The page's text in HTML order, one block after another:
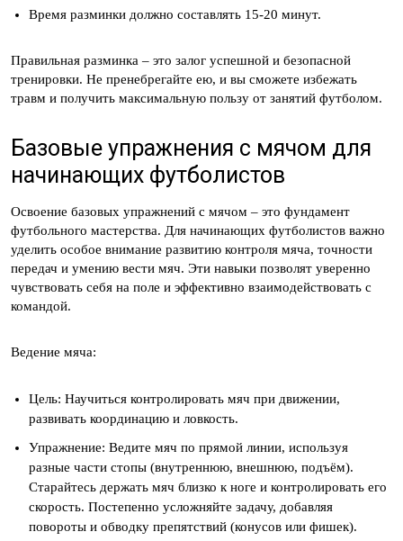
Время разминки должно составлять 15-20 минут.
Правильная разминка – это залог успешной и безопасной
тренировки. Не пренебрегайте ею, и вы сможете избежать
травм и получить максимальную пользу от занятий футболом.
Базовые упражнения с мячом для
начинающих футболистов
Освоение базовых упражнений с мячом – это фундамент
футбольного мастерства. Для начинающих футболистов важно
уделить особое внимание развитию контроля мяча, точности
передач и умению вести мяч. Эти навыки позволят уверенно
чувствовать себя на поле и эффективно взаимодействовать с
командой.
Ведение мяча:
Цель: Научиться контролировать мяч при движении,
развивать координацию и ловкость.
Упражнение: Ведите мяч по прямой линии, используя
разные части стопы (внутреннюю, внешнюю, подъём).
Старайтесь держать мяч близко к ноге и контролировать его
скорость. Постепенно усложняйте задачу, добавляя
повороты и обводку препятствий (конусов или фишек).